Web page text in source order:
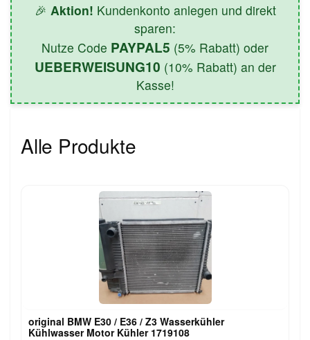
🎉 Aktion! Kundenkonto anlegen und direkt
sparen:
Nutze Code PAYPAL5 (5% Rabatt) oder
UEBERWEISUNG10 (10% Rabatt) an der
Kasse!
Alle Produkte
original BMW E30 / E36 / Z3 Wasserkühler
Kühlwasser Motor Kühler 1719108